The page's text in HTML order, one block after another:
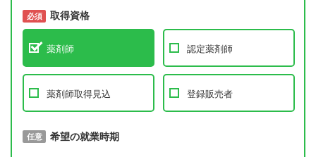
必須 取得資格
薬剤師 認定薬剤師
薬剤師取得見込 登録販売者
必須 取得予定年
任意 希望の就業時期